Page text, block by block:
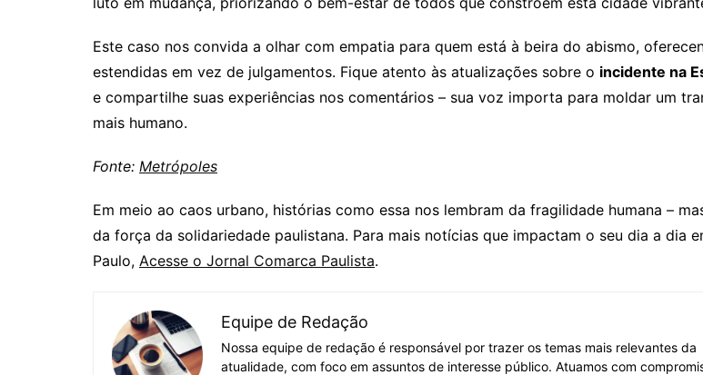
Este caso nos convida a olhar com empatia para quem está à beira do abismo,
estendidas em vez de julgamentos. Fique atento às atualizações sobre o incidente na
e compartilhe suas experiências nos comentários – sua voz importa para moldar um
mais humano.
Fonte: Metrópoles
Em meio ao caos urbano, histórias como essa nos lembram da fragilidade humana –
da força da solidariedade paulistana. Para mais notícias que impactam o seu dia a dia
Paulo, Acesse o Jornal Comarca Paulista.
Equipe de Redação
Nossa equipe de redação é responsável por trazer os temas mais relevantes da
atualidade, com foco em assuntos de interesse público. Atuamos com